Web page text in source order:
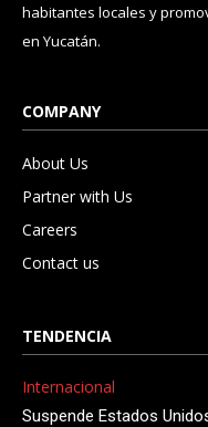
habitantes locales y
en Yucatán.
COMPANY
About Us
Partner with Us
Careers
Contact us
TENDENCIA
Internacional
Suspende Estados